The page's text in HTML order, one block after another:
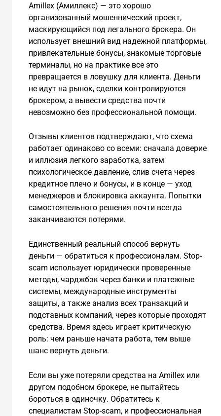
Amillex (Амиллекс) — это хорошо
организованный мошеннический проект,
маскирующийся под легального брокера. Он
использует внешний вид надежной платформы,
привлекательные бонусы, знакомые торговые
терминалы, но на практике все это
превращается в ловушку для клиента. Деньги
не идут на рынок, сделки контролируются
брокером, а вывести средства почти
невозможно без профессиональной помощи.
Отзывы клиентов подтверждают, что схема
работает одинаково со всеми: сначала доверие
и иллюзия легкого заработка, затем
психологическое давление, слив счета через
кредитное плечо и бонусы, и в конце — уход
менеджеров и блокировка аккаунта. Попытки
самостоятельного решения почти всегда
заканчиваются потерями.
Единственный реальный способ вернуть
деньги — обратиться к профессионалам. Stop-
scam использует юридически проверенные
методы, чарджбэк через банки и платежные
системы, международные инструменты
защиты, а также анализ всех транзакций и
подставных компаний, через которые проходят
средства. Время здесь играет критическую
роль: чем раньше начата работа, тем выше
шанс вернуть деньги.
Если вы уже потеряли средства на Amillex или
другом подобном брокере, не пытайтесь
бороться в одиночку. Обратитесь к
специалистам Stop-scam, и профессиональная